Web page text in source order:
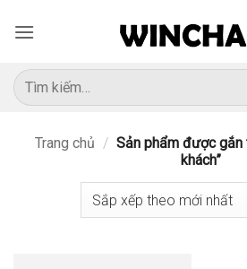
qua
dung
Tìm
kiếm:
Trang chủ / Sản phẩm được gắn
khách”